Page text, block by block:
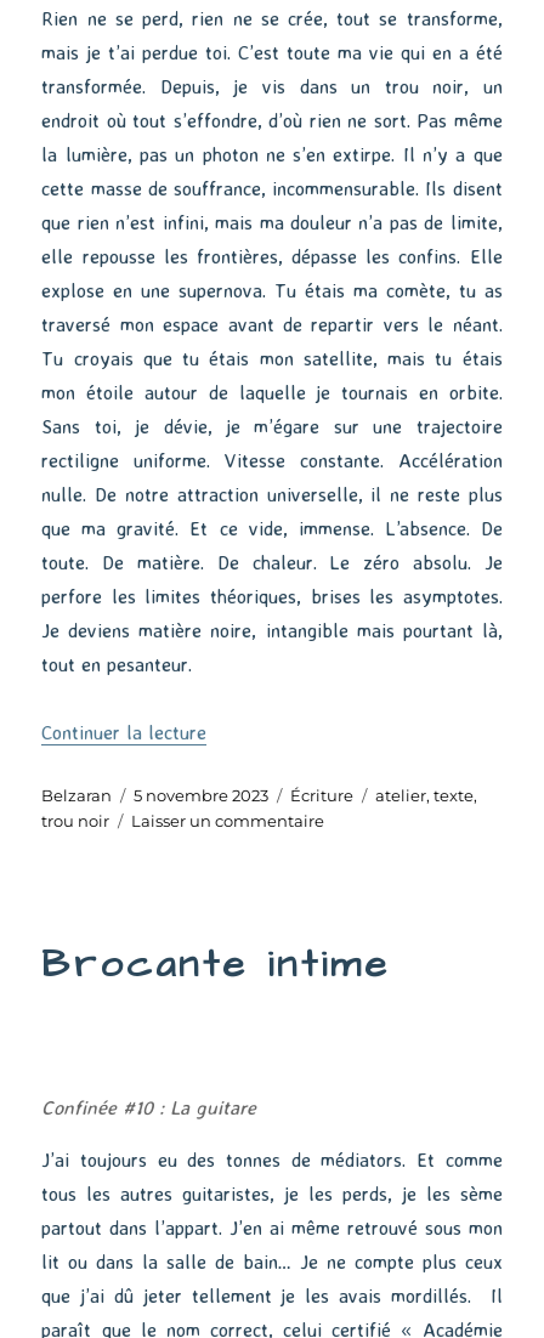
Rien ne se perd, rien ne se crée, tout se transforme,
mais je t’ai perdue toi. C’est toute ma vie qui en a été
transformée. Depuis, je vis dans un trou noir, un
endroit où tout s’effondre, d’où rien ne sort. Pas même
la lumière, pas un photon ne s’en extirpe. Il n’y a que
cette masse de souffrance, incommensurable. Ils disent
que rien n’est infini, mais ma douleur n’a pas de limite,
elle repousse les frontières, dépasse les confins. Elle
explose en une supernova. Tu étais ma comète, tu as
traversé mon espace avant de repartir vers le néant.
Tu croyais que tu étais mon satellite, mais tu étais
mon étoile autour de laquelle je tournais en orbite.
Sans toi, je dévie, je m’égare sur une trajectoire
rectiligne uniforme. Vitesse constante. Accélération
nulle. De notre attraction universelle, il ne reste plus
que ma gravité. Et ce vide, immense. L’absence. De
toute. De matière. De chaleur. Le zéro absolu. Je
perfore les limites théoriques, brises les asymptotes.
Je deviens matière noire, intangible mais pourtant là,
tout en pesanteur.
Continuer la lecture
Auteur
Belzaran
Publié
le
5 novembre 2023 Catégories
Écriture Étiquettes
atelier,texte,
trou noir
Laisser un commentairesur
Brocante intime
Confinée #10 : La guitare
J’ai toujours eu des tonnes de médiators. Et comme
tous les autres guitaristes, je les perds, je les sème
partout dans l’appart. J’en ai même retrouvé sous mon
lit ou dans la salle de bain… Je ne compte plus ceux
que j’ai dû jeter tellement je les avais mordillés. Il
paraît que le nom correct, celui certifié « Académie